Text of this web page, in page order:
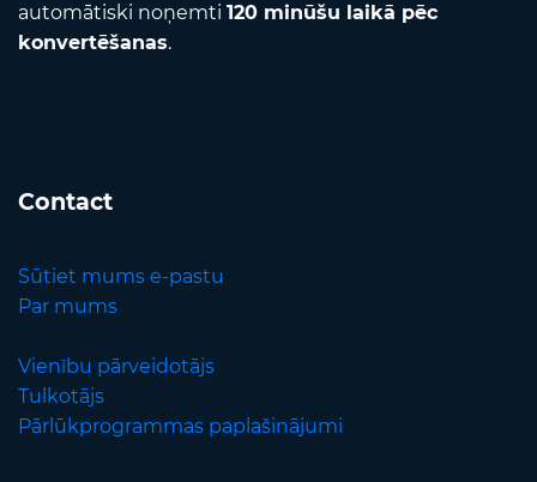
automātiski noņemti 120 minūšu laikā pēc
konvertēšanas.
Contact
Sūtiet mums e-pastu
Par mums
Vienību pārveidotājs
Tulkotājs
Pārlūkprogrammas paplašinājumi